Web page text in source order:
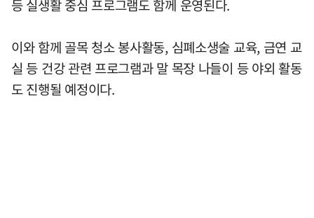
등 실생활 중심 프로그램도 함께 운영된다.
이와 함께 골목 청소 봉사활동, 심폐소생술 교육, 금연 교
실 등 건강 관련 프로그램과 말 목장 나들이 등 야외 활동
도 진행될 예정이다.